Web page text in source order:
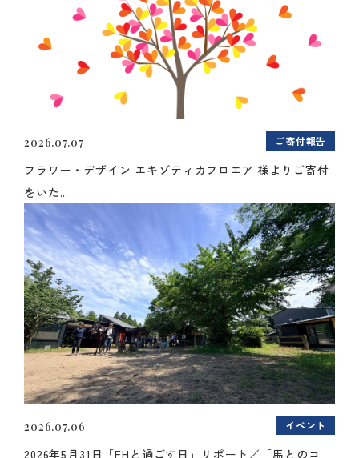
2026.07.07 ご寄付報告
フラワー・デザイン エキゾティカフロエア 様よりご寄付
をいた...
2026.07.06 イベント
2026年5月31日「FHと過ごす日」リポート／「馬とのコ